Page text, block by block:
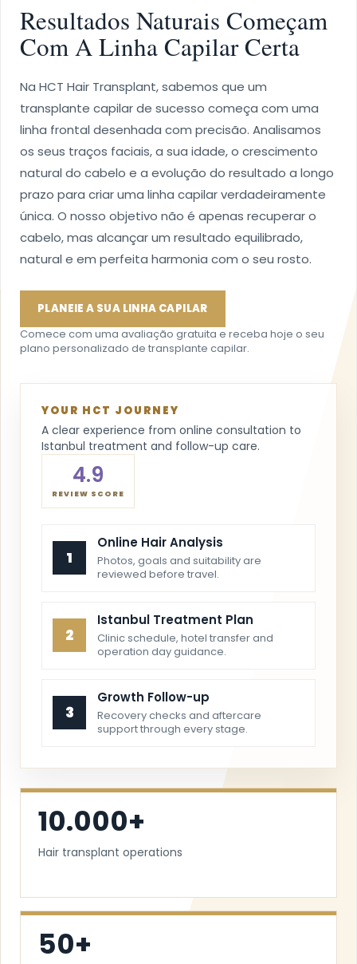
Resultados Naturais Começam
Com A Linha Capilar Certa
Na HCT Hair Transplant, sabemos que um
transplante capilar de sucesso começa com uma
linha frontal desenhada com precisão. Analisamos
os seus traços faciais, a sua idade, o crescimento
natural do cabelo e a evolução do resultado a longo
prazo para criar uma linha capilar verdadeiramente
única. O nosso objetivo não é apenas recuperar o
cabelo, mas alcançar um resultado equilibrado,
natural e em perfeita harmonia com o seu rosto.
PLANEIE A SUA LINHA CAPILAR
Comece com uma avaliação gratuita e receba hoje o seu
plano personalizado de transplante capilar.
YOUR HCT JOURNEY
A clear experience from online consultation to
Istanbul treatment and follow-up care.
4.9
REVIEW SCORE
1
Online Hair Analysis
Photos, goals and suitability are
reviewed before travel.
2
Istanbul Treatment Plan
Clinic schedule, hotel transfer and
operation day guidance.
3
Growth Follow-up
Recovery checks and aftercare
support through every stage.
10.000+
Hair transplant operations
50+